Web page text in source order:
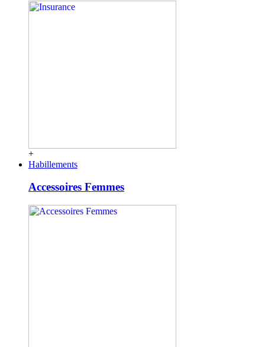
+
Habillements
Accessoires Femmes